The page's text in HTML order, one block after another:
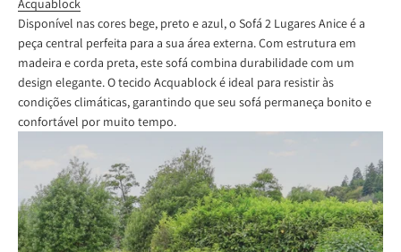
Acquablock
Disponível nas cores bege, preto e azul, o Sofá 2 Lugares Anice é a
peça central perfeita para a sua área externa. Com estrutura em
madeira e corda preta, este sofá combina durabilidade com um
design elegante. O tecido Acquablock é ideal para resistir às
condições climáticas, garantindo que seu sofá permaneça bonito e
confortável por muito tempo.